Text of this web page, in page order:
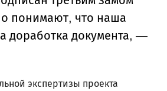
понимают, что наша
доработка документа, —
экспертизы проекта